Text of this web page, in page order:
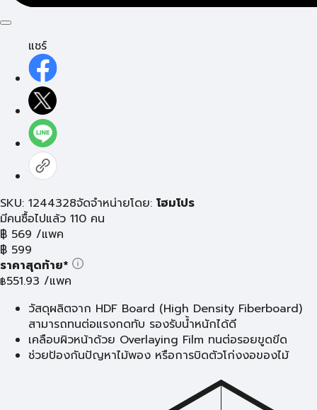
แชร์
SKU: 1244328จัดจำหน่ายโดย: โฮมโปร
มีคนซื้อไปแล้ว 110 คน
฿ 569 /แพค
฿ 599
ราคาสุดท้าย*
฿551.93 /แพค
วัสดุผลิตจาก HDF Board (High Density Fiberboard)
สามารถทนต่อแรงกดทับ รองรับน้ำหนักได้ดี
เคลือบผิวหน้าด้วย Overlaying Film ทนต่อรอยขูดขีด
ช่วยป้องกันปัญหาไม้พอง หรือการบิดตัวโก่งงอของไม้